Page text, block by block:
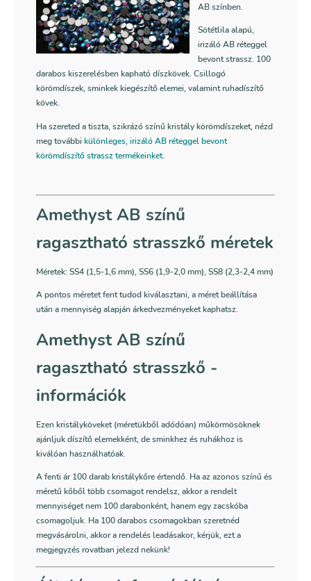
AB színben.
Sötétlila alapú,
irizáló AB réteggel
bevont strassz. 100
darabos kiszerelésben kapható díszkövek. Csillogó
körömdíszek, sminkek kiegészítő elemei, valamint ruhadíszítő
kövek.
Ha szereted a tiszta, szikrázó színű kristály körömdíszeket, nézd
meg további különleges, irizáló AB réteggel bevont
körömdíszítő strassz termékeinket.
Amethyst AB színű
ragasztható strasszkő méretek
Méretek: SS4 (1,5-1,6 mm), SS6 (1,9-2,0 mm), SS8 (2,3-2,4 mm)
A pontos méretet fent tudod kiválasztani, a méret beállítása
után a mennyiség alapján árkedvezményeket kaphatsz.
Amethyst AB színű
ragasztható strasszkő -
információk
Ezen kristályköveket (méretükből adódóan) műkörmösöknek
ajánljuk díszítő elemekként, de sminkhez és ruhákhoz is
kiválóan használhatóak.
A fenti ár 100 darab kristálykőre értendő. Ha az azonos színű és
méretű kőből több csomagot rendelsz, akkor a rendelt
mennyiséget nem 100 darabonként, hanem egy zacskóba
csomagoljuk. Ha 100 darabos csomagokban szeretnéd
megvásárolni, akkor a rendelés leadásakor, kérjük, ezt a
megjegyzés rovatban jelezd nekünk!